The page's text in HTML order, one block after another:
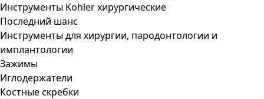
Инструменты Kohler хирургические
Последний шанс
Инструменты для хирургии, пародонтологии и
имплантологии
Зажимы
Иглодержатели
Костные скребки